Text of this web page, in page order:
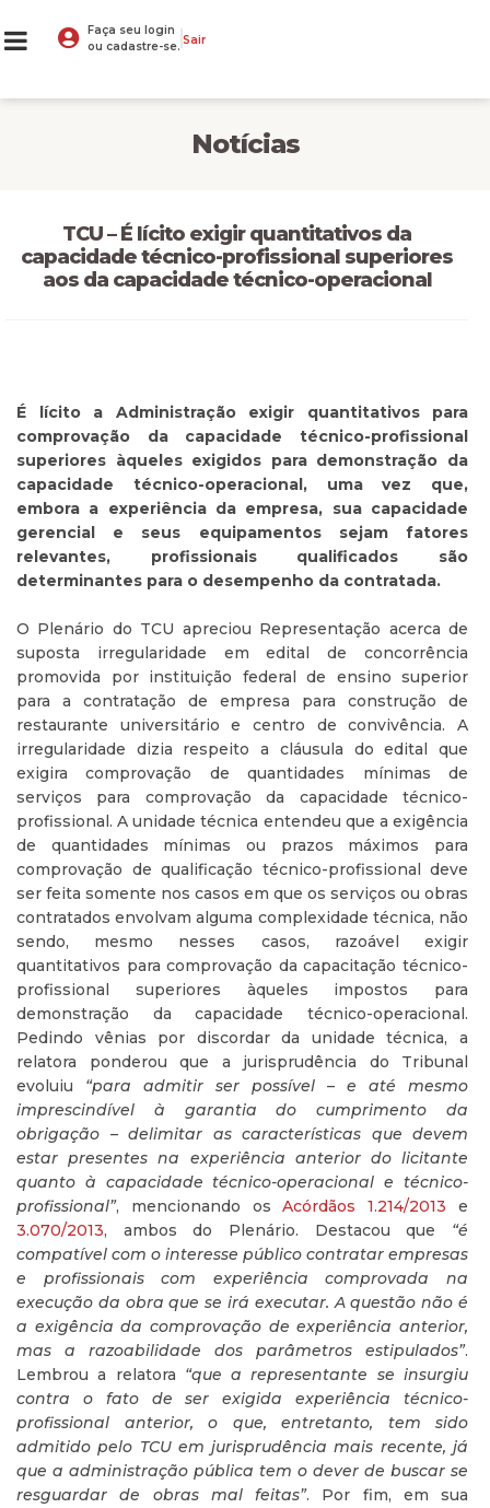
Faça seu login
ou cadastre-se. Sair
Notícias
TCU – É lícito exigir quantitativos da
capacidade técnico-profissional superiores
aos da capacidade técnico-operacional
É lícito a Administração exigir quantitativos para
comprovação da capacidade técnico-profissional
superiores àqueles exigidos para demonstração da
capacidade técnico-operacional, uma vez que,
embora a experiência da empresa, sua capacidade
gerencial e seus equipamentos sejam fatores
relevantes, profissionais qualificados são
determinantes para o desempenho da contratada.
O Plenário do TCU apreciou Representação acerca de
suposta irregularidade em edital de concorrência
promovida por instituição federal de ensino superior
para a contratação de empresa para construção de
restaurante universitário e centro de convivência. A
irregularidade dizia respeito a cláusula do edital que
exigira comprovação de quantidades mínimas de
serviços para comprovação da capacidade técnico-
profissional. A unidade técnica entendeu que a exigência
de quantidades mínimas ou prazos máximos para
comprovação de qualificação técnico-profissional deve
ser feita somente nos casos em que os serviços ou obras
contratados envolvam alguma complexidade técnica, não
sendo, mesmo nesses casos, razoável exigir
quantitativos para comprovação da capacitação técnico-
profissional superiores àqueles impostos para
demonstração da capacidade técnico-operacional.
Pedindo vênias por discordar da unidade técnica, a
relatora ponderou que a jurisprudência do Tribunal
evoluiu “para admitir ser possível – e até mesmo
imprescindível à garantia do cumprimento da
obrigação – delimitar as características que devem
estar presentes na experiência anterior do licitante
quanto à capacidade técnico-operacional e técnico-
profissional”, mencionando osAcórdãos 1.214/2013 e
3.070/2013, ambos do Plenário. Destacou que “é
compatível com o interesse público contratar empresas
e profissionais com experiência comprovada na
execução da obra que se irá executar. A questão não é
a exigência da comprovação de experiência anterior,
mas a razoabilidade dos parâmetros estipulados”.
Lembrou a relatora “que a representante se insurgiu
contra o fato de ser exigida experiência técnico-
profissional anterior, o que, entretanto, tem sido
admitido pelo TCU em jurisprudência mais recente, já
que a administração pública tem o dever de buscar se
resguardar de obras mal feitas”. Por fim, em sua